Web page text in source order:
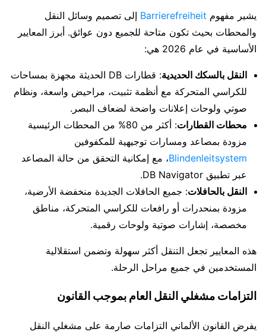
يشير مفهوم Barrierefreiheit إلى تصميم وسائل النقل
والمحطات بحيث تكون متاحة للجميع دون عوائق. أبرز المعايير
الأساسية في عام 2026 هي:
النقل بالسكك الحديدية
: قطارات DB الحديثة مجهزة بمساحات
للكراسي المتحركة مع أنظمة تثبيت، مراحيض واسعة، ونظام
صوتي ولوحات إعلانات واضحة لضعاف البصر.
محطات القطارات
: أكثر من 80% من المحطات الرئيسية
مزودة بمصاعد ومسارات توجيهية للمكفوفين
Blindenleitsystem، مع إمكانية التحقق من حالة المصاعد
عبر تطبيق DB Navigator.
النقل بالحافلات: جميع الحافلات الجديدة منخفضة الأرضية،
مزودة بمنحدرات أو رافعات للكراسي المتحركة، مناطق
مخصصة، إشارات صوتية ولوحات رقمية.
هذه المعايير تجعل التنقل أكثر سهولة وتضمن استقلالية
المستخدمين في جميع مراحل الرحلة.
التزامات مشغلي النقل العام بموجب القانون
يفرض القانون الألماني التزامات صارمة على مشغلي النقل